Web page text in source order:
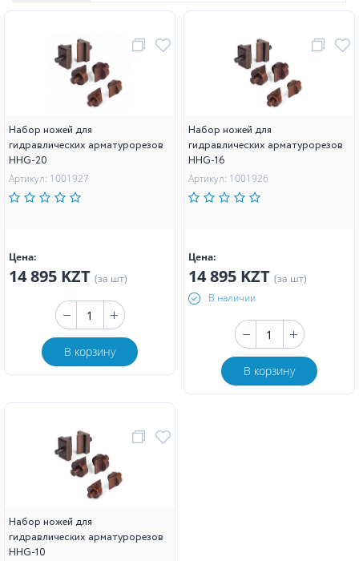
Набор ножей для
гидравлических арматурорезов
HHG-20
Артикул: 1001927
Цена:
14 895 KZT (за шт)
В корзину
Набор ножей для
гидравлических арматурорезов
HHG-16
Артикул: 1001926
Цена:
14 895 KZT (за шт)
В наличии
В корзину
Набор ножей для
гидравлических арматурорезов
HHG-10